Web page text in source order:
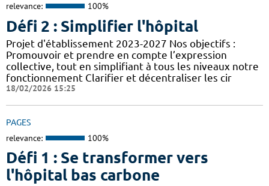
relevance: 100%
Défi 2 : Simplifier l'hôpital
Projet d'établissement 2023-2027 Nos objectifs :
Promouvoir et prendre en compte l’expression
collective, tout en simplifiant à tous les niveaux notre
fonctionnement Clarifier et décentraliser les cir
18/02/2026 15:25
PAGES
relevance: 100%
Défi 1 : Se transformer vers
l'hôpital bas carbone